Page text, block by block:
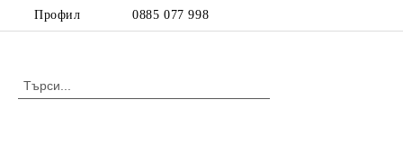
Профил 0885 077 998